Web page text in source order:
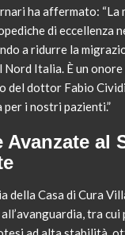
ha affermato: “La
di eccellenza
a ridurre la
Italia. È un onore
del dottor Fabio
i nostri pazienti.”
Avanzate al
della Casa di Cura
tra cui